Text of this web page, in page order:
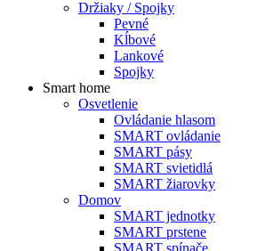
Držiaky / Spojky
Pevné
Kĺbové
Lankové
Spojky
Smart home
Osvetlenie
Ovládanie hlasom
SMART ovládanie
SMART pásy
SMART svietidlá
SMART žiarovky
Domov
SMART jednotky
SMART prstene
SMART spínače